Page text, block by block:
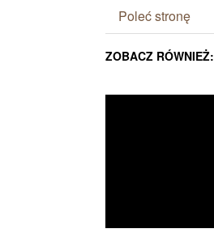
Poleć stronę
ZOBACZ RÓWNIEŻ: